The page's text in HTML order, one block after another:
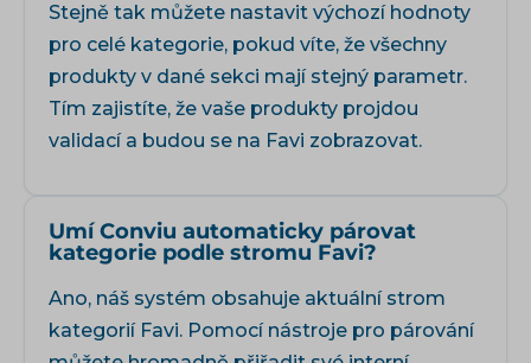
Stejně tak můžete nastavit výchozí hodnoty
pro celé kategorie, pokud víte, že všechny
produkty v dané sekci mají stejný parametr.
Tím zajistíte, že vaše produkty projdou
validací a budou se na Favi zobrazovat.
Umí Conviu automaticky párovat
kategorie podle stromu Favi?
Ano, náš systém obsahuje aktuální strom
kategorií Favi. Pomocí nástroje pro párování